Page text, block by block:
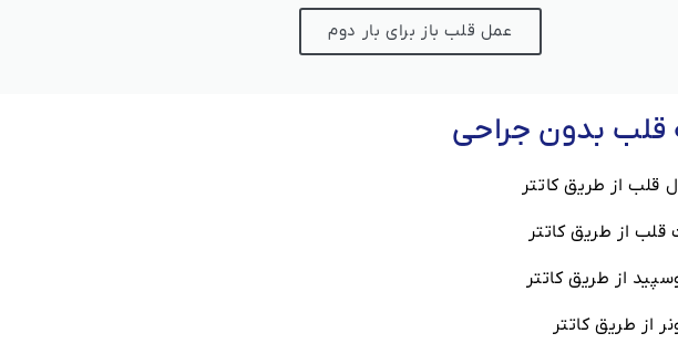
عمل قلب باز برای بار دوم
بدون جراحی
قلب از طریق کاتتر
از طریق کاتتر
از طریق کاتتر
از طریق کاتتر